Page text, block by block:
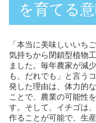
を育てる
「本当に美味しいいち
気持ちから閉鎖型植物
ました。毎年農家が減
も、だれでも」と言う
発した理由は、体力的
ことで、農業の可能性
す。そして、イチゴは
作ることが可能で、生